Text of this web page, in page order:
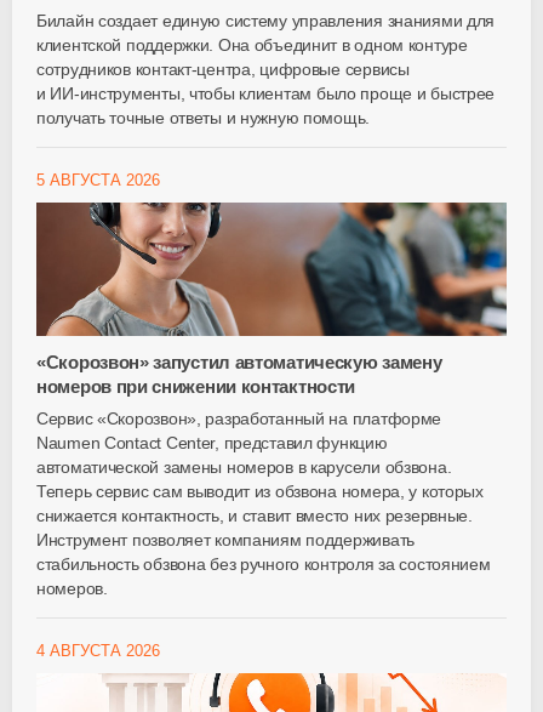
Билайн создает единую систему управления знаниями для
клиентской поддержки. Она объединит в одном контуре
сотрудников контакт-центра , цифровые сервисы
и ИИ-инструменты , чтобы клиентам было проще и быстрее
получать точные ответы и нужную помощь.
5 АВГУСТА 2026
«Скорозвон» запустил автоматическую замену
номеров при снижении контактности
Сервис «Скорозвон», разработанный на платформе
Naumen Contact Center, представил функцию
автоматической замены номеров в карусели обзвона.
Теперь сервис сам выводит из обзвона номера, у которых
снижается контактность, и ставит вместо них резервные.
Инструмент позволяет компаниям поддерживать
стабильность обзвона без ручного контроля за состоянием
номеров.
4 АВГУСТА 2026